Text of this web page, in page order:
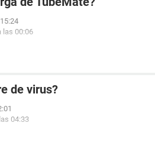
las 00:06
de virus?
04:33